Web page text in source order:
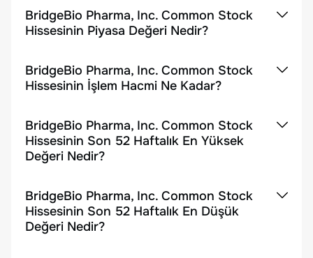
BridgeBio Pharma, Inc. Common Stock
Hissesinin Piyasa Değeri Nedir?
BridgeBio Pharma, Inc. Common Stock
Hissesinin İşlem Hacmi Ne Kadar?
BridgeBio Pharma, Inc. Common Stock
Hissesinin Son 52 Haftalık En Yüksek
Değeri Nedir?
BridgeBio Pharma, Inc. Common Stock
Hissesinin Son 52 Haftalık En Düşük
Değeri Nedir?